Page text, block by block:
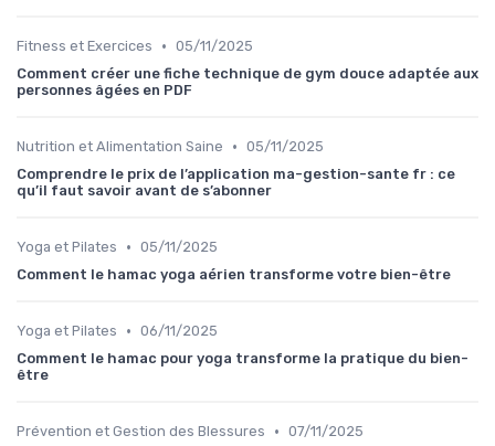
Fitness et Exercices • 05/11/2025
Comment créer une fiche technique de gym douce adaptée aux
personnes âgées en PDF
Nutrition et Alimentation Saine • 05/11/2025
Comprendre le prix de l’application ma-gestion-sante fr : ce
qu’il faut savoir avant de s’abonner
Yoga et Pilates • 05/11/2025
Comment le hamac yoga aérien transforme votre bien-être
Yoga et Pilates • 06/11/2025
Comment le hamac pour yoga transforme la pratique du bien-
être
Prévention et Gestion des Blessures • 07/11/2025